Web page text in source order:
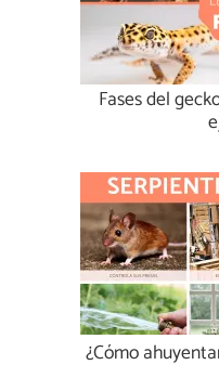
Fases del
¿Cómo